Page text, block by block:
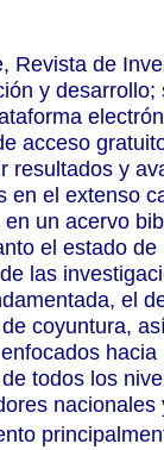
Revista de
y
acceso
resultados y
en el extenso
en un acervo
el estado
las
el
coyuntura,
todos los